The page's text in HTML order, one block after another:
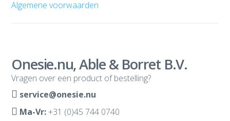
Algemene voorwaarden
Onesie.nu, Able & Borret B.V.
Vragen over een product of bestelling?
service@onesie.nu
Ma-Vr:+31 (0)45 744 0740